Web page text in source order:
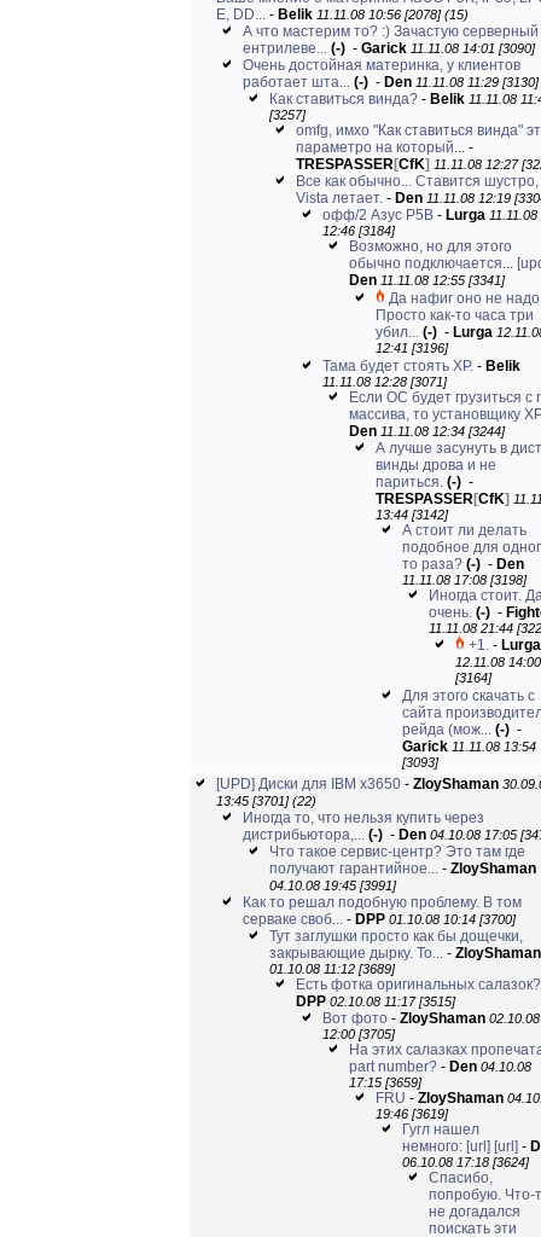
E, DD... - Belik 11.11.08 10:56 [2078] (15)
А что мастерим то? :) Зачастую серверный
ентрилеве... (-) - Garick 11.11.08 14:01 [3090]
Очень достойная материнка, у клиентов
работает шта... (-) - Den 11.11.08 11:29 [3130]
Как ставиться винда? - Belik 11.11.08
[3257]
omfg, имхо "Как ставиться винда"
параметро на который... -
TRESPASSER[CfK] 11.11.08 12:27
Все как обычно... Ставится шустро,
Vista летает. - Den 11.11.08 12:19
офф/2 Азус Р5В - Lurga 11.11.08
12:46 [3184]
Возможно, но для этого
обычно подключается...
Den 11.11.08 12:55 [3341]
Да нафиг оно не
Просто как-то часа три
убил... (-) - Lurga
12:41 [3196]
Тама будет стоять ХР. - Belik
11.11.08 12:28 [3071]
Если ОС будет грузиться с
массива, то установщику
Den 11.11.08 12:34 [3244]
А лучше засунуть в
винды дрова и не
париться. (-) -
TRESPASSER[CfK]
13:44 [3142]
А стоит ли делать
подобное для
то раза? (-) - Den
11.11.08 17:08 [3198]
Иногда стоит.
очень. (-) -
11.11.08 21:44
+1. - Lurga
12.11.08 14:00
[3164]
Для этого скачать с
сайта
рейда (мож... (-) -
Garick 11.11.08 13:54
[3093]
[UPD] Диски для IBM x3650 - ZloyShaman
13:45 [3701] (22)
Иногда то, что нельзя купить через
дистрибьютора,... (-) - Den 04.10.08 17:05
Что такое сервис-центр? Это там где
получают гарантийное... - ZloyShaman
04.10.08 19:45 [3991]
Как то решал подобную проблему. В том
серваке своб... - DPP 01.10.08 10:14 [3700]
Тут заглушки просто как бы дощечки,
закрывающие дырку. То... - ZloyShaman
01.10.08 11:12 [3689]
Есть фотка оригинальных салазок?
DPP 02.10.08 11:17 [3515]
Вот фото - ZloyShaman 02.10.08
12:00 [3705]
На этих салазках
part number? - Den 04.10.08
17:15 [3659]
FRU - ZloyShaman
19:46 [3619]
Гугл нашел
немного: [url] [url] -
06.10.08 17:18 [3624]
Спасибо,
попробую. Что-
не догадался
поискать эти